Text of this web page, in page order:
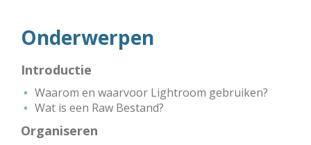
Onderwerpen
Introductie
Waarom en waarvoor Lightroom gebruiken?
Wat is een Raw Bestand?
Organiseren